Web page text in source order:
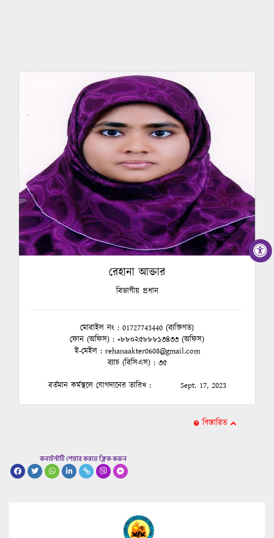
রেহানা আক্তার
বিভাগীয় প্রধান
মোবাইল নং : 01727743440 (ব্যক্তিগত)
ফোন (অফিস) : +৮৮০২৫৮৮৮১৩৪৩৩ (অফিস)
ই-মেইল: rehanaakter0608@gmail.com
ব্যাচ (বিসিএস) : ৩৫
বর্তমান কর্মস্থলে যোগদানের তারিখ: Sept. 17, 2023
বিস্তারিত
কনটেন্টটি শেয়ার করতে ক্লিক করুন